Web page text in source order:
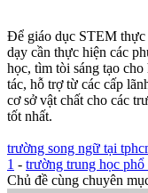
Để giáo dục STEM thực
dạy cần thực hiện các
học, tìm tòi sáng tạo
tác, hỗ trợ từ các cấp
cơ sở vật chất cho các
tốt nhất.
trường song ngữ tại
1 - trường trung học phổ
Chủ đề cùng chuyên